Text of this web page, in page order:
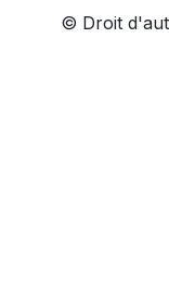
© Droit